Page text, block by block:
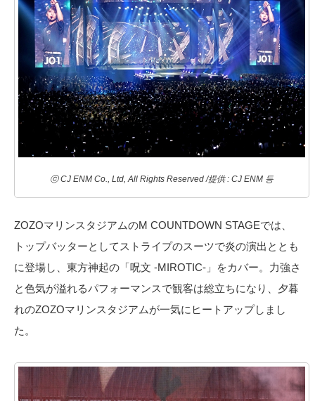
ⓒ CJ ENM Co., Ltd, All Rights Reserved /提供 : CJ ENM 등
ZOZOマリンスタジアムのM COUNTDOWN STAGEでは、
トップバッターとしてストライプのスーツで炎の演出ととも
に登場し、東方神起の「呪文 -MIROTIC-」をカバー。力強さ
と色気が溢れるパフォーマンスで観客は総立ちになり、夕暮
れのZOZOマリンスタジアムが一気にヒートアップしまし
た。